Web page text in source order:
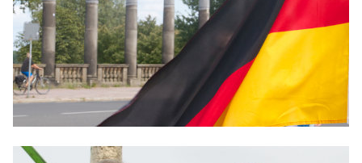
IDENTITÄT
MEINE 10 PUNKTE